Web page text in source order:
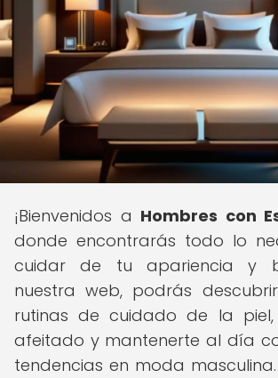
¡Bienvenidos a Hombres con
donde encontrarás todo lo
cuidar de tu apariencia y
nuestra web, podrás
rutinas de cuidado de la piel,
afeitado y mantenerte al día
tendencias en moda